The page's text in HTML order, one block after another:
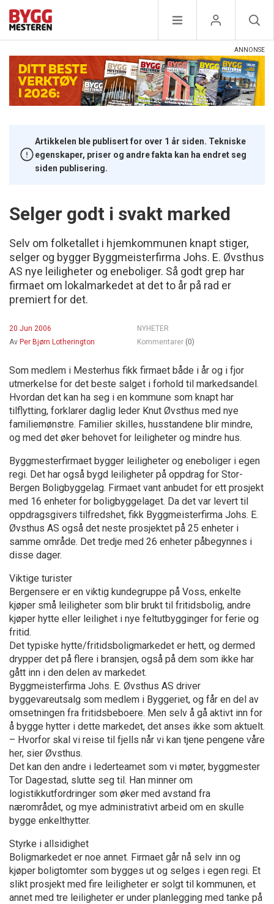
Artikkelen ble publisert for over 1 år siden. Tekniske
egenskaper, priser og andre fakta kan ha endret seg
siden publisering.
Selger godt i svakt marked
Selv om folketallet i hjemkommunen knapt stiger,
selger og bygger Byggmeisterfirma Johs. E. Øvsthus
AS nye leiligheter og eneboliger. Så godt grep har
firmaet om lokalmarkedet at det to år på rad er
premiert for det.
20 Jun 2006
NYHETER
Av Per Bjørn Lotherington Kommentarer (0)
Som medlem i Mesterhus fikk firmaet både i år og i fjor
utmerkelse for det beste salget i forhold til markedsandel.
Hvordan det kan ha seg i en kommune som knapt har
tilflytting, forklarer daglig leder Knut Øvsthus med nye
familiemønstre. Familier skilles, husstandene blir mindre,
og med det øker behovet for leiligheter og mindre hus.
Byggmesterfirmaet bygger leiligheter og eneboliger i egen
regi. Det har også bygd leiligheter på oppdrag for Stor-
Bergen Boligbyggelag. Firmaet vant anbudet for ett prosjekt
med 16 enheter for boligbyggelaget. Da det var levert til
oppdragsgivers tilfredshet, fikk Byggmeisterfirma Johs. E.
Øvsthus AS også det neste prosjektet på 25 enheter i
samme område. Det tredje med 26 enheter påbegynnes i
disse dager.
Viktige turister
Bergensere er en viktig kundegruppe på Voss, enkelte
kjøper små leiligheter som blir brukt til fritidsbolig, andre
kjøper hytte eller leilighet i nye feltutbygginger for ferie og
fritid.
Det typiske hytte/fritidsboligmarkedet er hett, og dermed
drypper det på flere i bransjen, også på dem som ikke har
gått inn i den delen av markedet.
Byggmeisterfirma Johs. E. Øvsthus AS driver
byggevareutsalg som medlem i Byggeriet, og får en del av
omsetningen fra fritidsbeboere. Men selv å gå aktivt inn for
å bygge hytter i dette markedet, det anses ikke som aktuelt.
– Hvorfor skal vi reise til fjells når vi kan tjene pengene våre
her, sier Øvsthus.
Det kan den andre i lederteamet som vi møter, byggmester
Tor Dagestad, slutte seg til. Han minner om
logistikkutfordringer som øker med avstand fra
nærområdet, og mye administrativt arbeid om en skulle
bygge enkelthytter.
Styrke i allsidighet
Boligmarkedet er noe annet. Firmaet går nå selv inn og
kjøper boligtomter som bygges ut og selges i egen regi. Et
slikt prosjekt med fire leiligheter er solgt til kommunen, et
annet med tre leiligheter er under planlegging med tanke på